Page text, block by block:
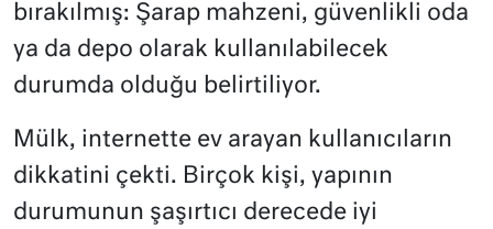
bırakılmış: Şarap mahzeni, güvenlikli oda
ya da depo olarak kullanılabilecek
durumda olduğu belirtiliyor.
Mülk, internette ev arayan kullanıcıların
dikkatini çekti. Birçok kişi, yapının
durumunun şaşırtıcı derecede iyi